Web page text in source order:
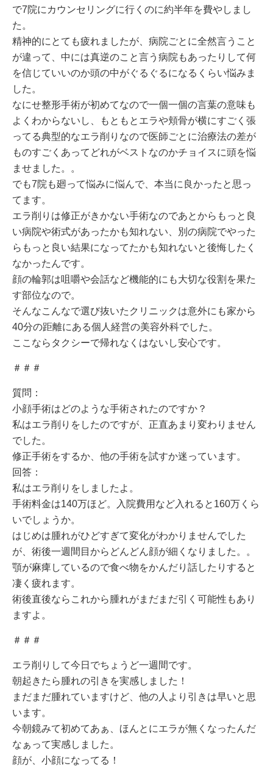
で7院にカウンセリングに行くのに約半年を費やしまし
た。
精神的にとても疲れましたが、病院ごとに全然言うこと
が違って、中には真逆のこと言う病院もあったりして何
を信じていいのか頭の中がぐるぐるになるくらい悩みま
した。
なにせ整形手術が初めてなので一個一個の言葉の意味も
よくわからないし、もともとエラや頬骨が横にすごく張
ってる典型的なエラ削りなので医師ごとに治療法の差が
ものすごくあってどれがベストなのかチョイスに頭を悩
ませました。。
でも7院も廻って悩みに悩んで、本当に良かったと思っ
てます。
エラ削りは修正がきかない手術なのであとからもっと良
い病院や術式があったかも知れない、別の病院でやった
らもっと良い結果になってたかも知れないと後悔したく
なかったんです。
顔の輪郭は咀嚼や会話など機能的にも大切な役割を果た
す部位なので。
そんなこんなで選び抜いたクリニックは意外にも家から
40分の距離にある個人経営の美容外科でした。
ここならタクシーで帰れなくはないし安心です。
＃＃＃
質問：
小顔手術はどのような手術されたのですか？
私はエラ削りをしたのですが、正直あまり変わりません
でした。
修正手術をするか、他の手術を試すか迷っています。
回答：
私はエラ削りをしましたよ。
手術料金は140万ほど。入院費用など入れると160万くら
いでしょうか。
はじめは腫れがひどすぎて変化がわかりませんでした
が、術後一週間目からどんどん顔が細くなりました。。
顎が麻痺しているので食べ物をかんだり話したりすると
凄く疲れます。
術後直後ならこれから腫れがまだまだ引く可能性もあり
ますよ。
＃＃＃
エラ削りして今日でちょうど一週間です。
朝起きたら腫れの引きを実感しました！
まだまだ腫れていますけど、他の人より引きは早いと思
います。
今朝鏡みて初めてあぁ、ほんとにエラが無くなったんだ
なぁって実感しました。
顔が、小顔になってる！